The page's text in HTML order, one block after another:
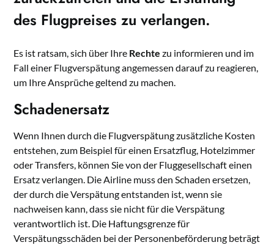
des Flugpreises zu verlangen.
Es ist ratsam, sich über Ihre Rechte zu informieren und im
Fall einer Flugverspätung angemessen darauf zu reagieren,
um Ihre Ansprüche geltend zu machen.
Schadenersatz
Wenn Ihnen durch die Flugverspätung zusätzliche Kosten
entstehen, zum Beispiel für einen Ersatzflug, Hotelzimmer
oder Transfers, können Sie von der Fluggesellschaft einen
Ersatz verlangen. Die Airline muss den Schaden ersetzen,
der durch die Verspätung entstanden ist, wenn sie
nachweisen kann, dass sie nicht für die Verspätung
verantwortlich ist. Die Haftungsgrenze für
Verspätungsschäden bei der Personenbeförderung beträgt